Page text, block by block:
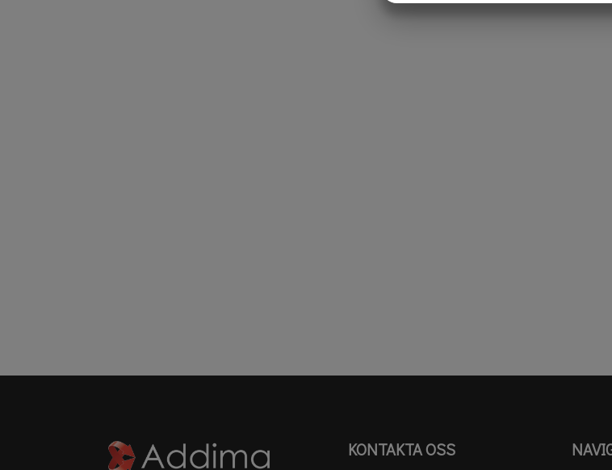
KONTAKTA OSS